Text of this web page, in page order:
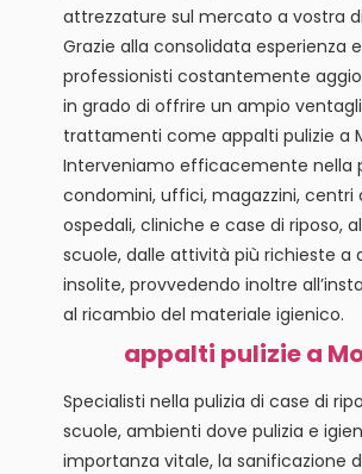
attrezzature sul mercato a vostra
Grazie alla consolidata esperienza
professionisti costantemente
in grado di offrire un ampio
trattamenti come appalti pulizie a
Interveniamo efficacemente nella
condomini, uffici, magazzini, centri
ospedali, cliniche e case di riposo,
scuole, dalle attività più richieste a
insolite, provvedendo inoltre
al ricambio del materiale igienico.
appalti pulizie a
Specialisti nella pulizia di case di
scuole, ambienti dove pulizia e
importanza vitale, la sanificazione